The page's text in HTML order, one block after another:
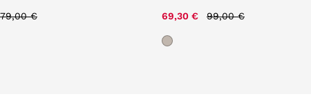
79,00 € 69,30 € 99,00 €